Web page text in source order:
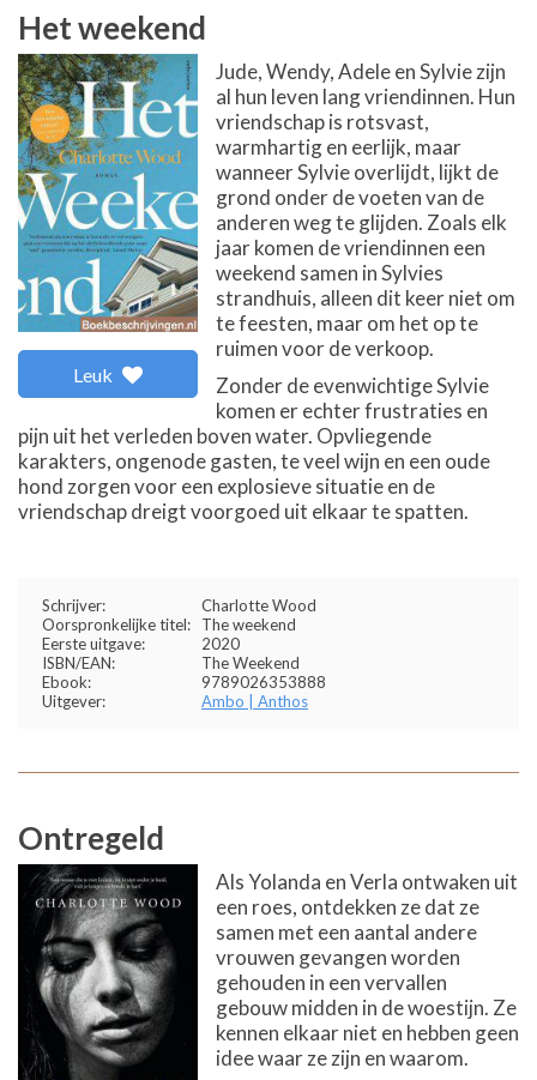
Het weekend
Leuk
Jude, Wendy, Adele en Sylvie zijn
al hun leven lang vriendinnen. Hun
vriendschap is rotsvast,
warmhartig en eerlijk, maar
wanneer Sylvie overlijdt, lijkt de
grond onder de voeten van de
anderen weg te glijden. Zoals elk
jaar komen de vriendinnen een
weekend samen in Sylvies
strandhuis, alleen dit keer niet om
te feesten, maar om het op te
ruimen voor de verkoop.
Zonder de evenwichtige Sylvie
komen er echter frustraties en
pijn uit het verleden boven water. Opvliegende
karakters, ongenode gasten, te veel wijn en een oude
hond zorgen voor een explosieve situatie en de
vriendschap dreigt voorgoed uit elkaar te spatten.
Schrijver:
Charlotte Wood
Oorspronkelijke titel:
The weekend
Eerste uitgave:
2020
ISBN/EAN:
The Weekend
Ebook:
9789026353888
Uitgever:
Ambo | Anthos
Ontregeld
Als Yolanda en Verla ontwaken uit
een roes, ontdekken ze dat ze
samen met een aantal andere
vrouwen gevangen worden
gehouden in een vervallen
gebouw midden in de woestijn. Ze
kennen elkaar niet en hebben geen
idee waar ze zijn en waarom.